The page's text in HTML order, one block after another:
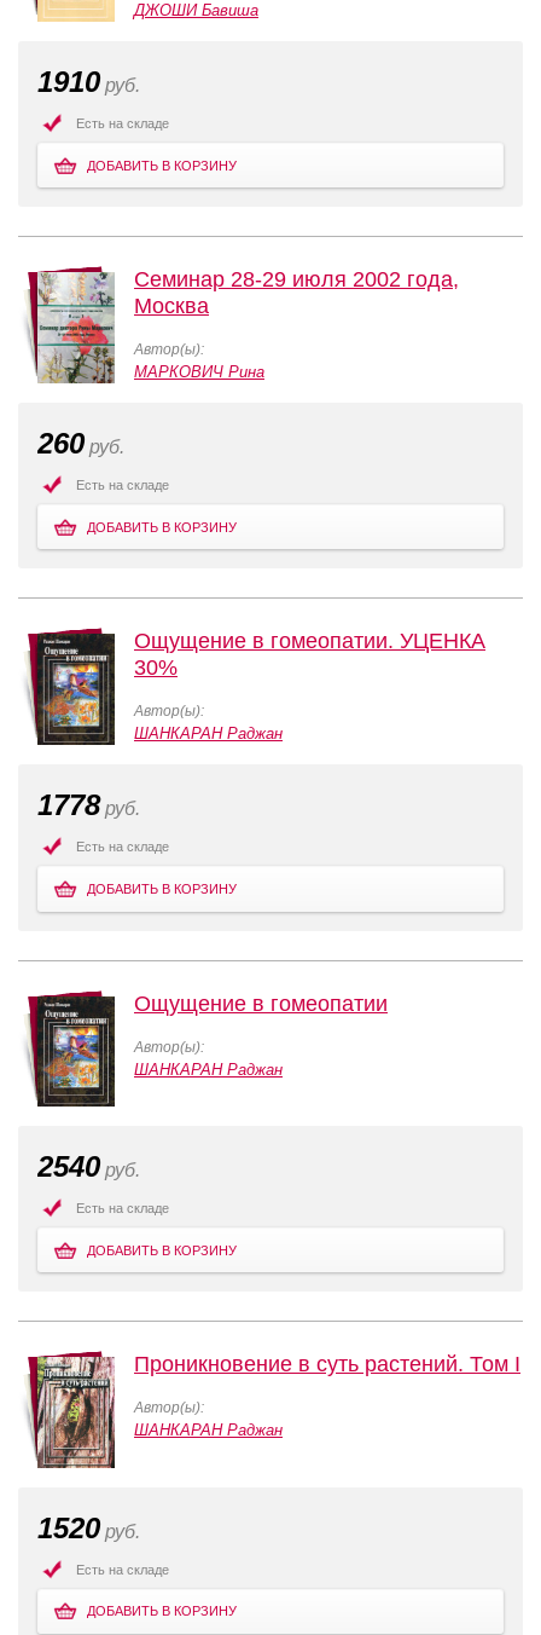
ДЖОШИ Бавиша
1910 руб.
Есть на складе
ДОБАВИТЬ В КОРЗИНУ
Семинар 28-29 июля 2002 года,
Москва
Автор(ы):
МАРКОВИЧ Рина
260 руб.
Есть на складе
ДОБАВИТЬ В КОРЗИНУ
Ощущение в гомеопатии. УЦЕНКА
30%
Автор(ы):
ШАНКАРАН Раджан
1778 руб.
Есть на складе
ДОБАВИТЬ В КОРЗИНУ
Ощущение в гомеопатии
Автор(ы):
ШАНКАРАН Раджан
2540 руб.
Есть на складе
ДОБАВИТЬ В КОРЗИНУ
Проникновение в суть растений. Том I
Автор(ы):
ШАНКАРАН Раджан
1520 руб.
Есть на складе
ДОБАВИТЬ В КОРЗИНУ